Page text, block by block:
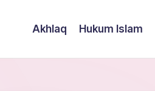
Akhlaq Hukum Islam